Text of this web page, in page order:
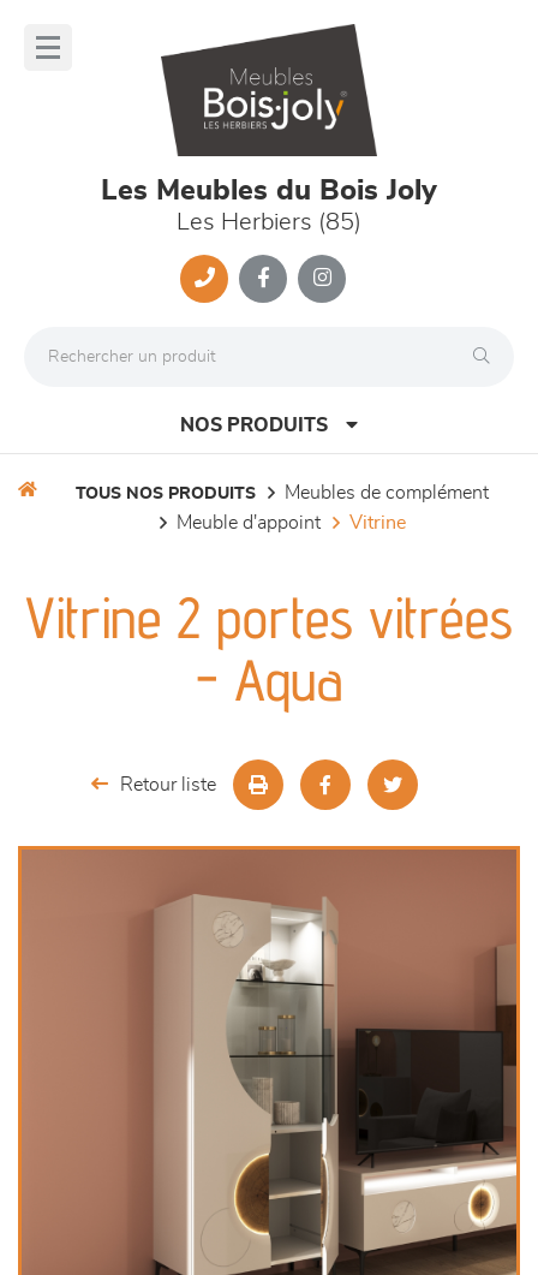
Les Meubles du Bois Joly
Les Herbiers (85)
NOS PRODUITS
séjours
meubles de complément
TOUS NOS PRODUITS
meubles de complément
meuble d'appoint
vitrine
Vitrine 2 portes vitrées
- Aqua
Retour liste